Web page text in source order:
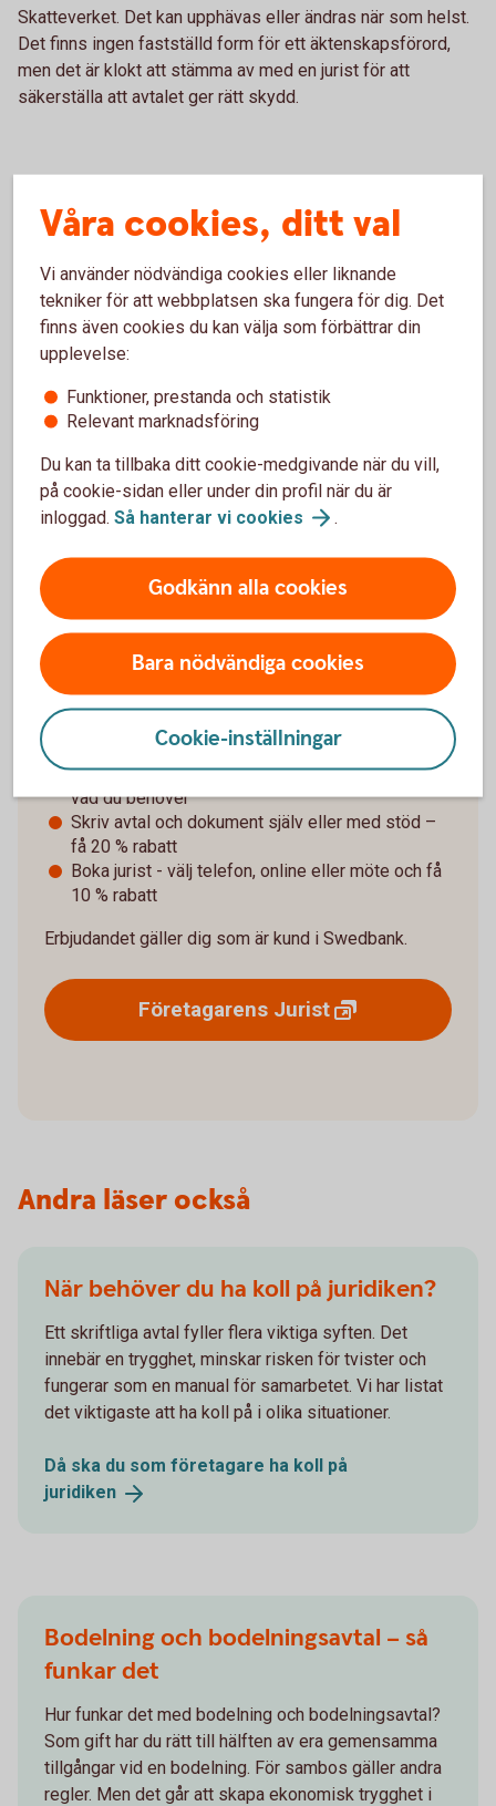
Skatteverket. Det kan upphävas eller ändras när som helst.
Det finns ingen fastställd form för ett äktenskapsförord,
men det är klokt att stämma av med en jurist för att
säkerställa att avtalet ger rätt skydd.
Skriv ett äktenskapsförord som gäller ditt företag när
du ska gifta dig eller när du startar dig bolag.
Glöm inte att gå igenom ert pensionssparande när ni
gör äktenskapsförordet. Olika former av
pensionssparande påverkas olika vid en skilsmässa.
ett krav på äktenskapsförord i ert aktieägaravtal.
Tänk på att äktenskapsförordet kan få konsekvenser
för vad som händer när du eller din maka/make dör.
Se till att ni har följderna klara för er.
Juridisk hjälp när livet förändras
Ska du skilja dig och driver företag? Vår
samarbetspartner Företagarens Jurist kan hjälpa till
– oavsett om du vill få en överblick, skriva juridiska
dokument eller boka rådgivning.
Gör en Livsbesiktning kostnadsfritt – få koll på
vad du behöver
Skriv avtal och dokument själv eller med stöd –
få 20 % rabatt
Boka jurist - välj telefon, online eller möte och få
10 % rabatt
Erbjudandet gäller dig som är kund i Swedbank.
Företagarens Jurist
Andra läser också
När behöver du ha koll på juridiken?
Ett skriftliga avtal fyller flera viktiga syften. Det
innebär en trygghet, minskar risken för tvister och
fungerar som en manual för samarbetet. Vi har listat
det viktigaste att ha koll på i olika situationer.
Då ska du som företagare ha koll på
juridiken
Bodelning och bodelningsavtal – så
funkar det
Hur funkar det med bodelning och bodelningsavtal?
Som gift har du rätt till hälften av era gemensamma
tillgångar vid en bodelning. För sambos gäller andra
regler. Men det går att skapa ekonomisk trygghet i
Våra cookies, ditt val
Vi använder nödvändiga cookies eller liknande
tekniker för att webbplatsen ska fungera för dig. Det
finns även cookies du kan välja som förbättrar din
upplevelse:
Funktioner, prestanda och statistik
Relevant marknadsföring
Du kan ta tillbaka ditt cookie-medgivande när du vill,
på cookie-sidan eller under din profil när du är
inloggad. Så hanterar vi cookies .
Godkänn alla cookies
Bara nödvändiga cookies
Cookie-inställningar